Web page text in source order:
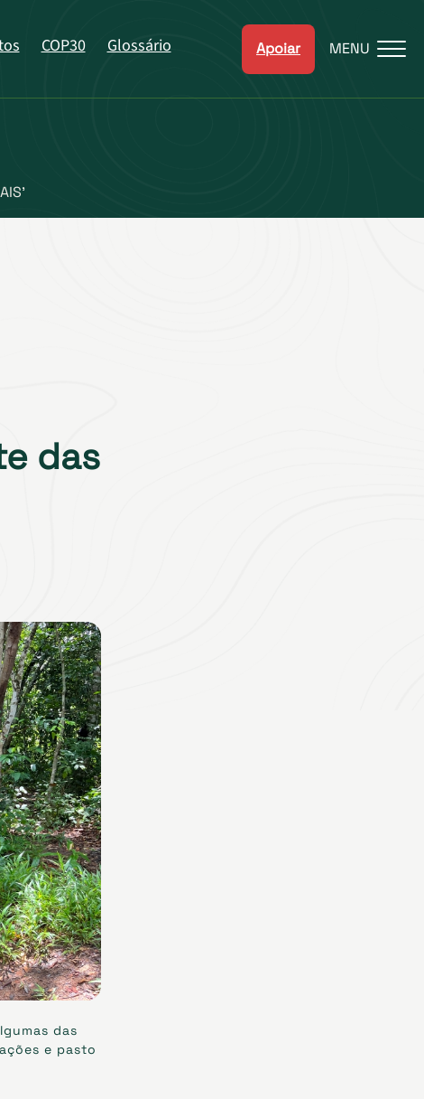
COP30 Glossário Apoiar MENU
das
das
e pasto